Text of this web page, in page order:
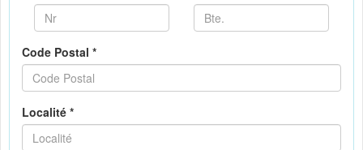
Code Postal *
Localité *